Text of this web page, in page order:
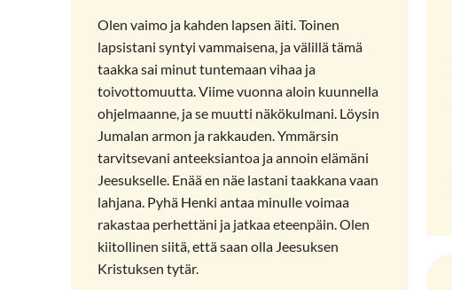
Olen vaimo ja kahden lapsen äiti. Toinen
lapsistani syntyi vammaisena, ja välillä tämä
taakka sai minut tuntemaan vihaa ja
toivottomuutta. Viime vuonna aloin kuunnella
ohjelmaanne, ja se muutti näkökulmani. Löysin
Jumalan armon ja rakkauden. Ymmärsin
tarvitsevani anteeksiantoa ja annoin elämäni
Jeesukselle. Enää en näe lastani taakkana vaan
lahjana. Pyhä Henki antaa minulle voimaa
rakastaa perhettäni ja jatkaa eteenpäin. Olen
kiitollinen siitä, että saan olla Jeesuksen
Kristuksen tytär.